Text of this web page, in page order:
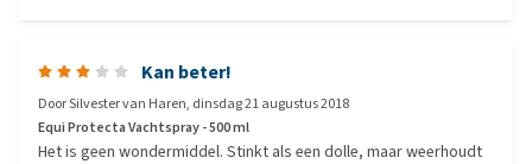
Kan beter!
DoorSilvester van Haren, dinsdag 21 augustus 2018
Equi Protecta Vachtspray - 500 ml
Het is geen wondermiddel. Stinkt als een dolle, maar weerhoudt